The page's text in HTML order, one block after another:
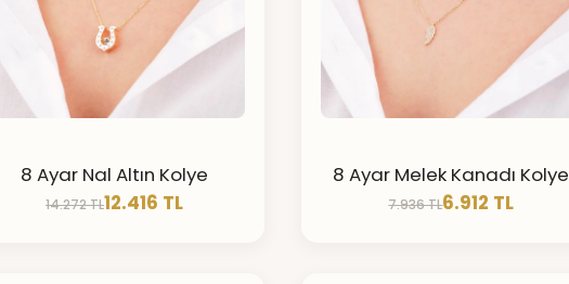
8 Ayar Nal Altın Kolye
14.272 TL12.416 TL
8 Ayar Melek Kanadı Kolye
7.936 TL6.912 TL